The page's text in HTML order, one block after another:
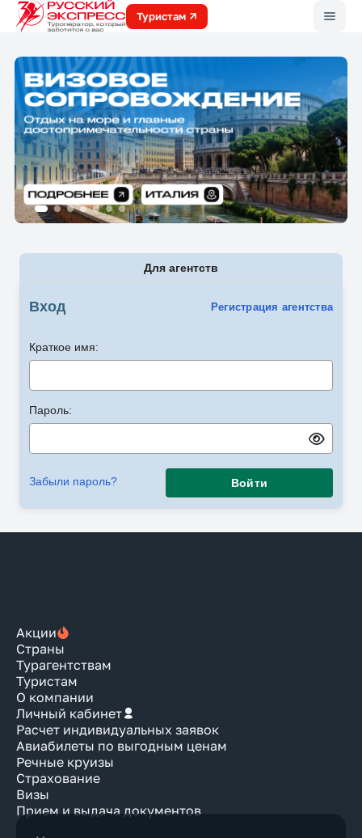
Туристам
Для агентств
Вход Регистрация агентства
Краткое имя:
Пароль:
Забыли пароль? Войти
Акции
Страны
Турагентствам
Туристам
О компании
Личный кабинет
Расчет индивидуальных заявок
Авиабилеты по выгодным ценам
Речные круизы
Страхование
Визы
Прием и выдача документов